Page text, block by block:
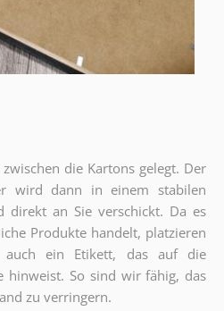
die Kartons gelegt. Der
wird dann in einem stabilen
direkt an Sie verschickt. Da es
Produkte handelt, platzieren
ein Etikett, das auf die
hinweist. So sind wir fähig, das
zu verringern.